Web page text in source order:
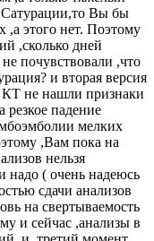
Сатурации,то Вы бы
этого нет. Поэтому
,сколько дней
почувствовали ,что
и вторая версия
КТ не нашли признаки
резкое падение
мелких
,Вам пока на
нельзя
надо ( очень надеюсь
сдачи анализов
на свертываемость
и сейчас ,анализы в